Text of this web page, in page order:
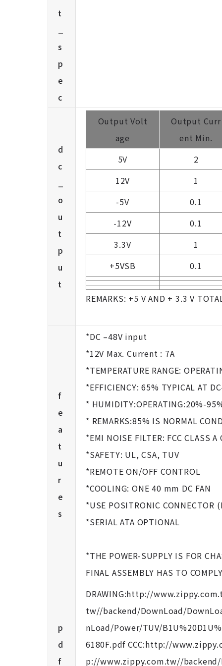
t
s
p
e
c
d
c
o
u
t
p
u
t
Output Volt
age
Output Curr
ent Min.
5V
2
12V
1
-5V
0.1
-12V
0.1
3.3V
1
+5VSB
0.1
REMARKS: +5 V AND + 3.3 V
f
e
a
t
u
r
e
s
*DC –48V input
*12V Max. Current : 7A
*TEMPERATURE RANGE:
*EFFICIENCY: 65% TYPICAL AT
* HUMIDITY:OPERATING:20%-
* REMARKS:85% IS NORMAL
*EMI NOISE FILTER: FCC CLASS A
*SAFETY: UL, CSA, TUV
*REMOTE ON/OFF CONTROL
*COOLING: ONE 40 mm DC FAN
*USE POSITRONIC CONNECTOR
*SERIAL ATA OPTIONAL
*THE POWER-SUPPLY IS FOR
FINAL ASSEMBLY HAS TO
p
d
f
DRAWING:http://
tw//backend/DownLoad/
nLoad/Power/TUV/
6180F.pdf CCC:http://
p://www.zippy.com.tw//